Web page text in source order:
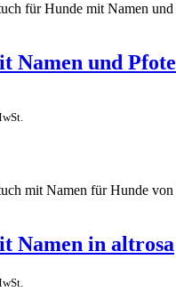
Namen und Pfote
Namen in altrosa